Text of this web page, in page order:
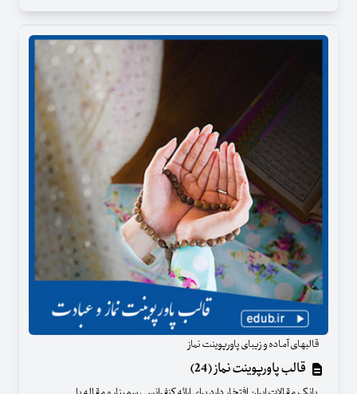
قالبهای آماده و زیبای پاورپوینت نماز
قالب پاورپوینت نماز (24)